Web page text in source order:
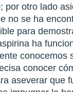
por otro lado
no se ha
para
ha
conocemos
conocer
aseverar que